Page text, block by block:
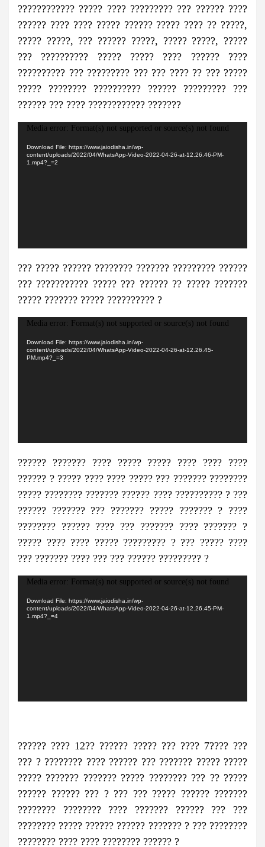
???????????? ????? ???? ????????? ??? ?????? ????
?????? ???? ???? ????? ?????? ????? ???? ?? ?????,
????? ?????, ??? ?????? ?????, ????? ?????, ?????
??? ?????????? ????? ????? ???? ?????? ????
?????????? ??? ????????? ??? ??? ???? ?? ??? ?????
????? ???????? ?????????? ?????? ????????? ???
?????? ??? ???? ???????????? ???????
Video
Media error: Format(s) not supported or source(s) not found
Download File: https://www.jaiodisha.in/wp-
content/uploads/2022/04/WhatsApp-Video-2022-04-26-at-12.26.46-PM-
1.mp4?_=2
??? ????? ?????? ???????? ??????? ????????? ??????
??? ??????????? ????? ??? ?????? ?? ????? ???????
????? ??????? ????? ?????????? ?
Video
Media error: Format(s) not supported or source(s) not found
Download File: https://www.jaiodisha.in/wp-
content/uploads/2022/04/WhatsApp-Video-2022-04-26-at-12.26.45-
PM.mp4?_=3
?????? ??????? ???? ????? ????? ???? ???? ????
?????? ? ????? ???? ???? ????? ??? ??????? ????????
????? ???????? ??????? ?????? ???? ?????????? ? ???
?????? ??????? ??? ??????? ????? ??????? ? ????
???????? ?????? ???? ??? ??????? ???? ??????? ?
????? ???? ???? ????? ????????? ? ??? ????? ????
??? ??????? ???? ??? ??? ?????? ????????? ?
Video
Media error: Format(s) not supported or source(s) not found
Download File: https://www.jaiodisha.in/wp-
content/uploads/2022/04/WhatsApp-Video-2022-04-26-at-12.26.45-PM-
1.mp4?_=4
?????? ???? 12?? ?????? ????? ??? ???? 7???? ???
??? ? ???????? ???? ?????? ??? ??????? ????? ?????
????? ??????? ??????? ????? ???????? ??? ?? ?????
?????? ?????? ??? ? ??? ??? ????? ?????? ???????
???????? ???????? ???? ??????? ?????? ??? ???
???????? ????? ?????? ?????? ??????? ? ??? ????????
???????? ???? ???? ???????? ?????? ?